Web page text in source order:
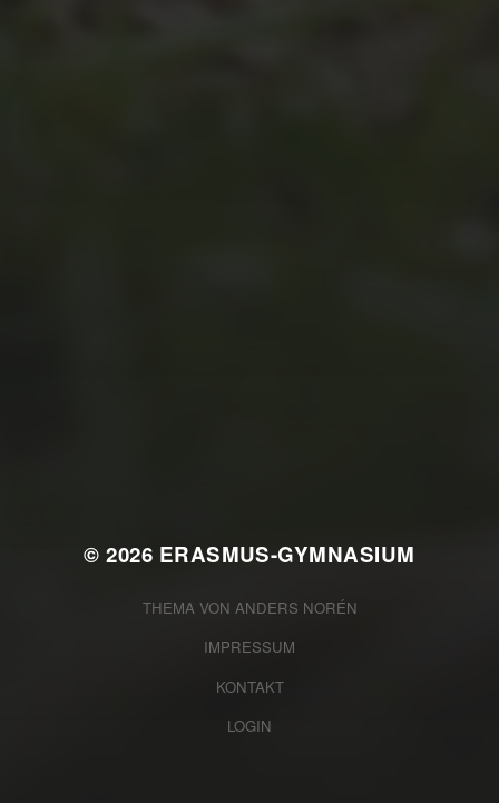
© 2026 ERASMUS-GYMNASIUM
THEMA VON ANDERS NORÉN
IMPRESSUM
KONTAKT
LOGIN